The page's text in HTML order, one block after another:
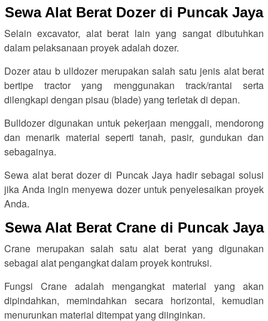
Sewa Alat Berat Dozer di Puncak Jaya
Selain excavator, alat berat lain yang sangat dibutuhkan
dalam pelaksanaan proyek adalah dozer.
Dozer atau b ulldozer merupakan salah satu jenis alat berat
bertipe tractor yang menggunakan track/rantai serta
dilengkapi dengan pisau (blade) yang terletak di depan.
Bulldozer digunakan untuk pekerjaan menggali, mendorong
dan menarik material seperti tanah, pasir, gundukan dan
sebagainya.
Sewa alat berat dozer di Puncak Jaya hadir sebagai solusi
jika Anda ingin menyewa dozer untuk penyelesaikan proyek
Anda.
Sewa Alat Berat Crane di Puncak Jaya
Crane merupakan salah satu alat berat yang digunakan
sebagai alat pengangkat dalam proyek kontruksi.
Fungsi Crane adalah mengangkat material yang akan
dipindahkan, memindahkan secara horizontal, kemudian
menurunkan material ditempat yang diinginkan.